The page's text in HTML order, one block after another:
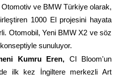
ve BMW Türkiye olarak,
1000 El projesini hayata
Otomobil, Yeni BMW X2 ve söz
sunuluyor.
Kumru Eren, CI Bloom'un
ilk kez İngiltere merkezli Art